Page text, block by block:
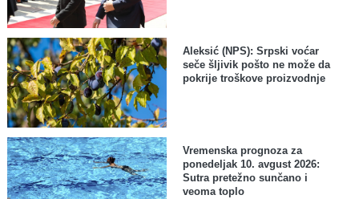
Aleksić (NPS): Srpski voćar
seče šljivik pošto ne može da
pokrije troškove proizvodnje
Vremenska prognoza za
ponedeljak 10. avgust 2026:
Sutra pretežno sunčano i
veoma toplo